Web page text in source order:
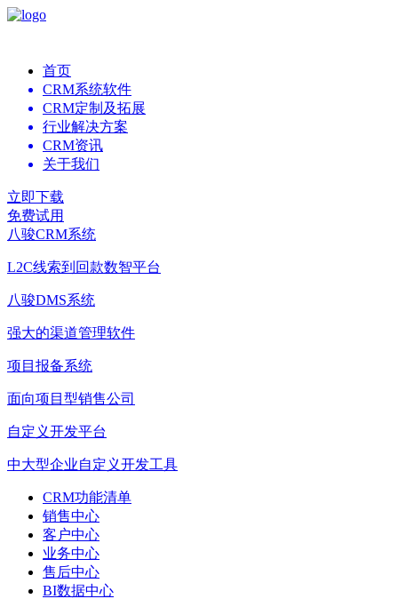
首页
CRM系统软件
CRM定制及拓展
行业解决方案
CRM资讯
关于我们
立即下载
免费试用
八骏CRM系统
L2C线索到回款数智平台
八骏DMS系统
强大的渠道管理软件
项目报备系统
面向项目型销售公司
自定义开发平台
中大型企业自定义开发工具
CRM功能清单
销售中心
客户中心
业务中心
售后中心
BI数据中心